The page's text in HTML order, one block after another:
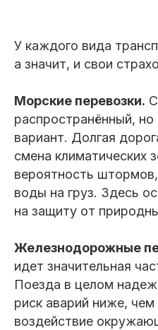
У каждого вида
а значит, и свои
Морские перевозки.
распространённый,
вариант. Долгая
смена климатических
вероятность
воды на груз. Здесь
на защиту от
Железнодорожные
идет значительная
Поезда в целом
риск аварий ниже,
воздействие